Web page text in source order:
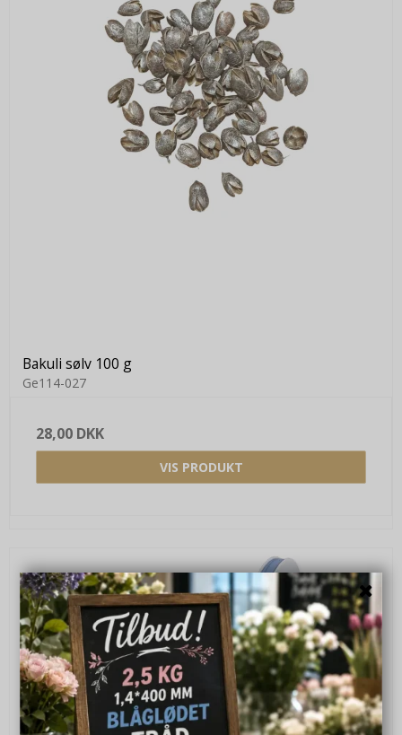
Bakuli sølv 100 g
Ge114-027
28,00 DKK
VIS PRODUKT